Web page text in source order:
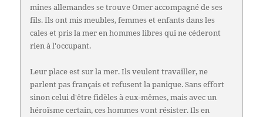
mines allemandes se trouve Omer accompagné de ses
fils. Ils ont mis meubles, femmes et enfants dans les
cales et pris la mer en hommes libres qui ne céderont
rien à l'occupant.
Leur place est sur la mer. Ils veulent travailler, ne
parlent pas français et refusent la panique. Sans effort
sinon celui d'être fidèles à eux-mêmes, mais avec un
héroïsme certain, ces hommes vont résister. Ils en